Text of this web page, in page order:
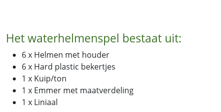
Het waterhelmenspel bestaat uit:
6 x Helmen met houder
6 x Hard plastic bekertjes
1 x Kuip/ton
1 x Emmer met maatverdeling
1 x Liniaal